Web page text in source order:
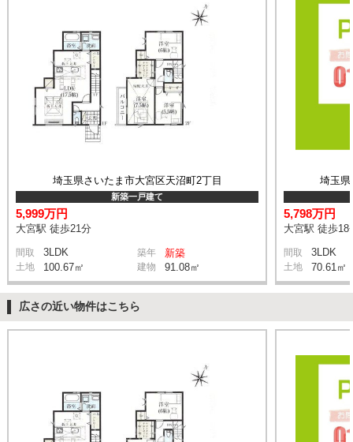
埼玉県さいたま市大宮区天沼町2丁目
新築一戸建て
5,999万円
大宮駅 徒歩21分
間取 3LDK 築年 新築
土地 100.67㎡ 建物 91.08㎡
埼玉県
5,798万円
大宮駅 徒歩18
間取 3LDK
土地 70.61㎡
広さの近い物件はこちら